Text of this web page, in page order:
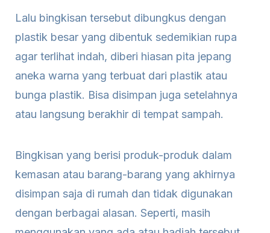
Lalu bingkisan tersebut dibungkus dengan
plastik besar yang dibentuk sedemikian rupa
agar terlihat indah, diberi hiasan pita jepang
aneka warna yang terbuat dari plastik atau
bunga plastik. Bisa disimpan juga setelahnya
atau langsung berakhir di tempat sampah.
Bingkisan yang berisi produk-produk dalam
kemasan atau barang-barang yang akhirnya
disimpan saja di rumah dan tidak digunakan
dengan berbagai alasan. Seperti, masih